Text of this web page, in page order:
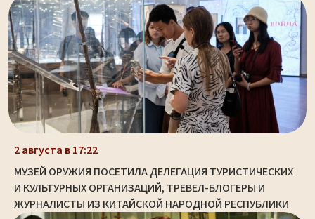
2 августа в 17:22
МУЗЕЙ ОРУЖИЯ ПОСЕТИЛА ДЕЛЕГАЦИЯ ТУРИСТИЧЕСКИХ
И КУЛЬТУРНЫХ ОРГАНИЗАЦИЙ, ТРЕВЕЛ-БЛОГЕРЫ И
ЖУРНАЛИСТЫ ИЗ КИТАЙСКОЙ НАРОДНОЙ РЕСПУБЛИКИ